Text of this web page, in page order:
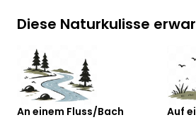
Diese Naturkulisse
An einem Fluss/Bach Auf